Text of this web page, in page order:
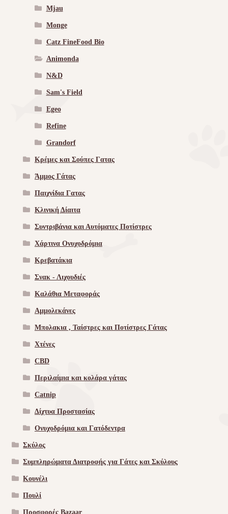
Mjau
Monge
Catz FineFood Bio
Animonda
N&D
Sam's Field
Egeo
Refine
Grandorf
Κρέμες και Σούπες Γατας
Άμμος Γάτας
Παιχνίδια Γατας
Κλινική Δίαιτα
Συντριβάνια και Αυτόματες Ποτίστρες
Χάρτινα Ονυχοδρόμια
Κρεβατάκια
Σνακ - Λιχουδιές
Καλάθια Μεταφοράς
Αμμολεκάνες
Μπολακια , Ταίστρες και Ποτίστρες Γάτας
Χτένες
CBD
Περιλαίμια και κολάρα γάτας
Catnip
Δίχτυα Προστασίας
Ονυχοδρόμια και Γατόδεντρα
Σκύλος
Συμπληρώματα Διατροφής για Γάτες και Σκύλους
Κουνέλι
Πουλί
Προσφορές Bazaar